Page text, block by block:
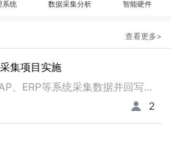
系统 数据采集分析 智能硬件
查看更多>
集项目实施
RPA项目实施，从SAP、ERP等系统采集数据并回写。请注意以下要求，不符合者请勿扰！ 1、熟悉掌握国内主流RPA设计实施，如弘玑、来也、艺赛旗等产品； 2、有大中型企业RPA流程设计、实施项目经验； 3、非远程、需要现场实施！！！！！！！
2